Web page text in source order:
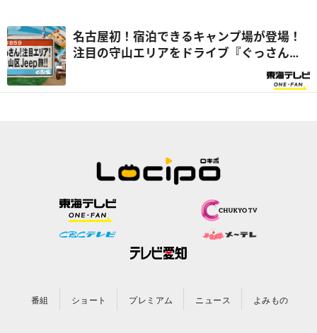
名古屋初！宿泊できるキャンプ場が登場！
注目の守山エリアをドライブ『ぐっさん
番組 ショート プレミアム ニュース よみもの